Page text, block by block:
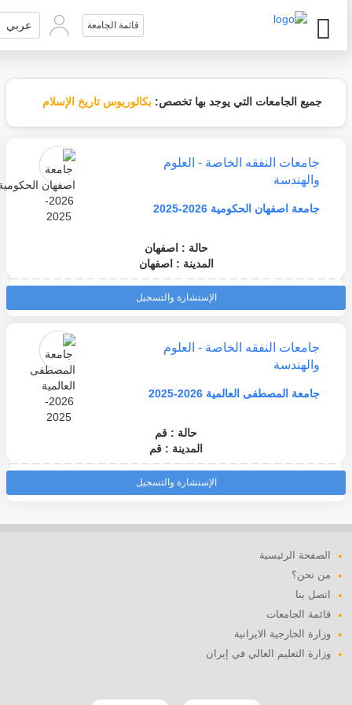
قائمة الجامعة عربي
جميع الجامعات التي يوجد بها تخصص:بكالوريوس تاريخ الإسلام
جامعات النفقه الخاصة - العلوم
والهندسة
جامعة اصفهان الحكومية 2026-2025
حالة : اصفهان
المدينة : اصفهان
الإستشارة والتسجيل
جامعات النفقه الخاصة - العلوم
والهندسة
جامعة المصطفى العالمية 2026-2025
حالة : قم
المدينة : قم
الإستشارة والتسجيل
الصفحة الرئيسية
من نحن؟
اتصل بنا
قائمة الجامعات
وزارة الخارجية الايرانية
وزارة التعليم العالي في إيران